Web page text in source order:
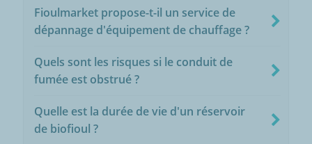
Fioulmarket propose-t-il un service de
dépannage d'équipement de chauffage ?
Quels sont les risques si le conduit de
fumée est obstrué ?
Quelle est la durée de vie d'un réservoir
de biofioul ?